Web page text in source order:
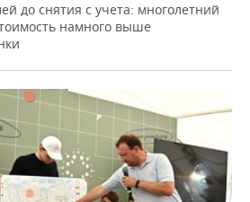
до снятия с учета: многолетний
намного выше